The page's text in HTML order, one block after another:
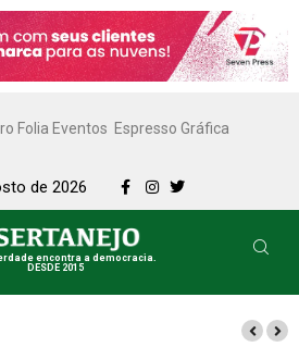
Folia Eventos Espresso Gráfica
de 2026
encontra a democracia.
DESDE 2015